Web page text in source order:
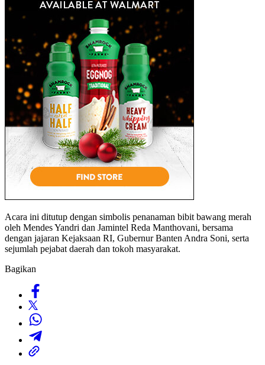
Acara ini ditutup dengan simbolis penanaman bibit bawang merah
oleh Mendes Yandri dan Jamintel Reda Manthovani, bersama
dengan jajaran Kejaksaan RI, Gubernur Banten Andra Soni, serta
sejumlah pejabat daerah dan tokoh masyarakat.
Bagikan